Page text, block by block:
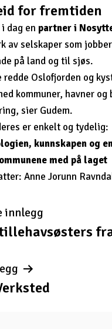
for fremtiden
dag en partner i
av selskaper som
på land og til sjøs.
redde Oslofjorden og
kommuner, havner
sier Gudem.
er enkelt og tydelig:
kunnskapen og
med på laget
Anne Jorunn
innlegg